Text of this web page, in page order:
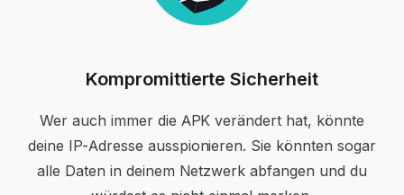
Kompromittierte Sicherheit
Wer auch immer die APKverändert hat, könnte
deine IP-Adresse ausspionieren. Sie könnten sogar
alle Daten in deinem Netzwerk abfangen und du